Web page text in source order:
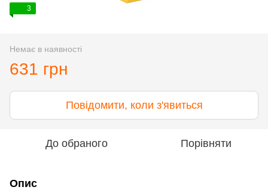
3
Немає в наявності
631 грн
Повідомити, коли з'явиться
До обраного Порівняти
Опис